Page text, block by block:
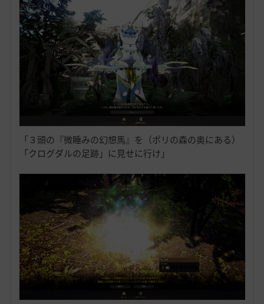
「３頭の『微睡みの幻想馬』を（ポリの森の奥にある）
「クログダルの足跡」に見せに行け」